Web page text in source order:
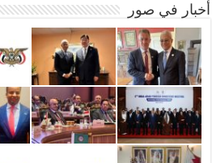
أخبار في صور